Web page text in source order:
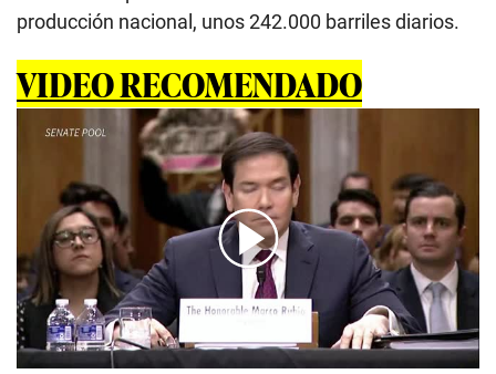
producción nacional, unos 242.000 barriles diarios.
VIDEO RECOMENDADO
00:00/02:31